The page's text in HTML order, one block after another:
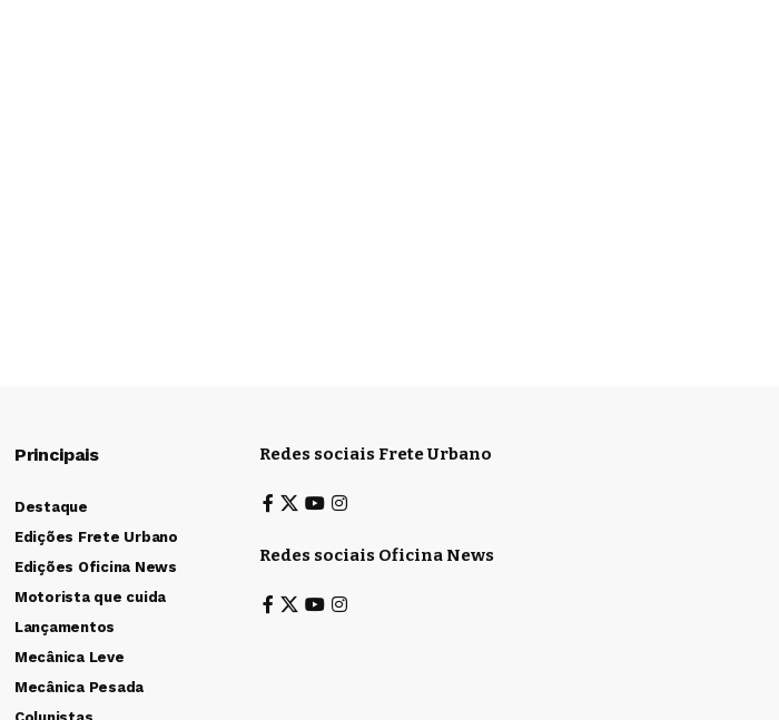
Principais
Destaque
Edições Frete Urbano
Edições Oficina News
Motorista que cuida
Lançamentos
Mecânica Leve
Mecânica Pesada
Redes sociais Frete Urbano
Redes sociais Oficina News